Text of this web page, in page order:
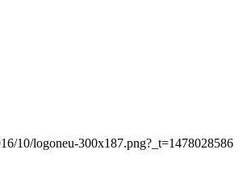
10/logoneu-300x187.png?_t=1478028586